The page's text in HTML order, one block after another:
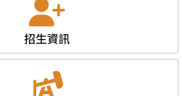
招生資訊